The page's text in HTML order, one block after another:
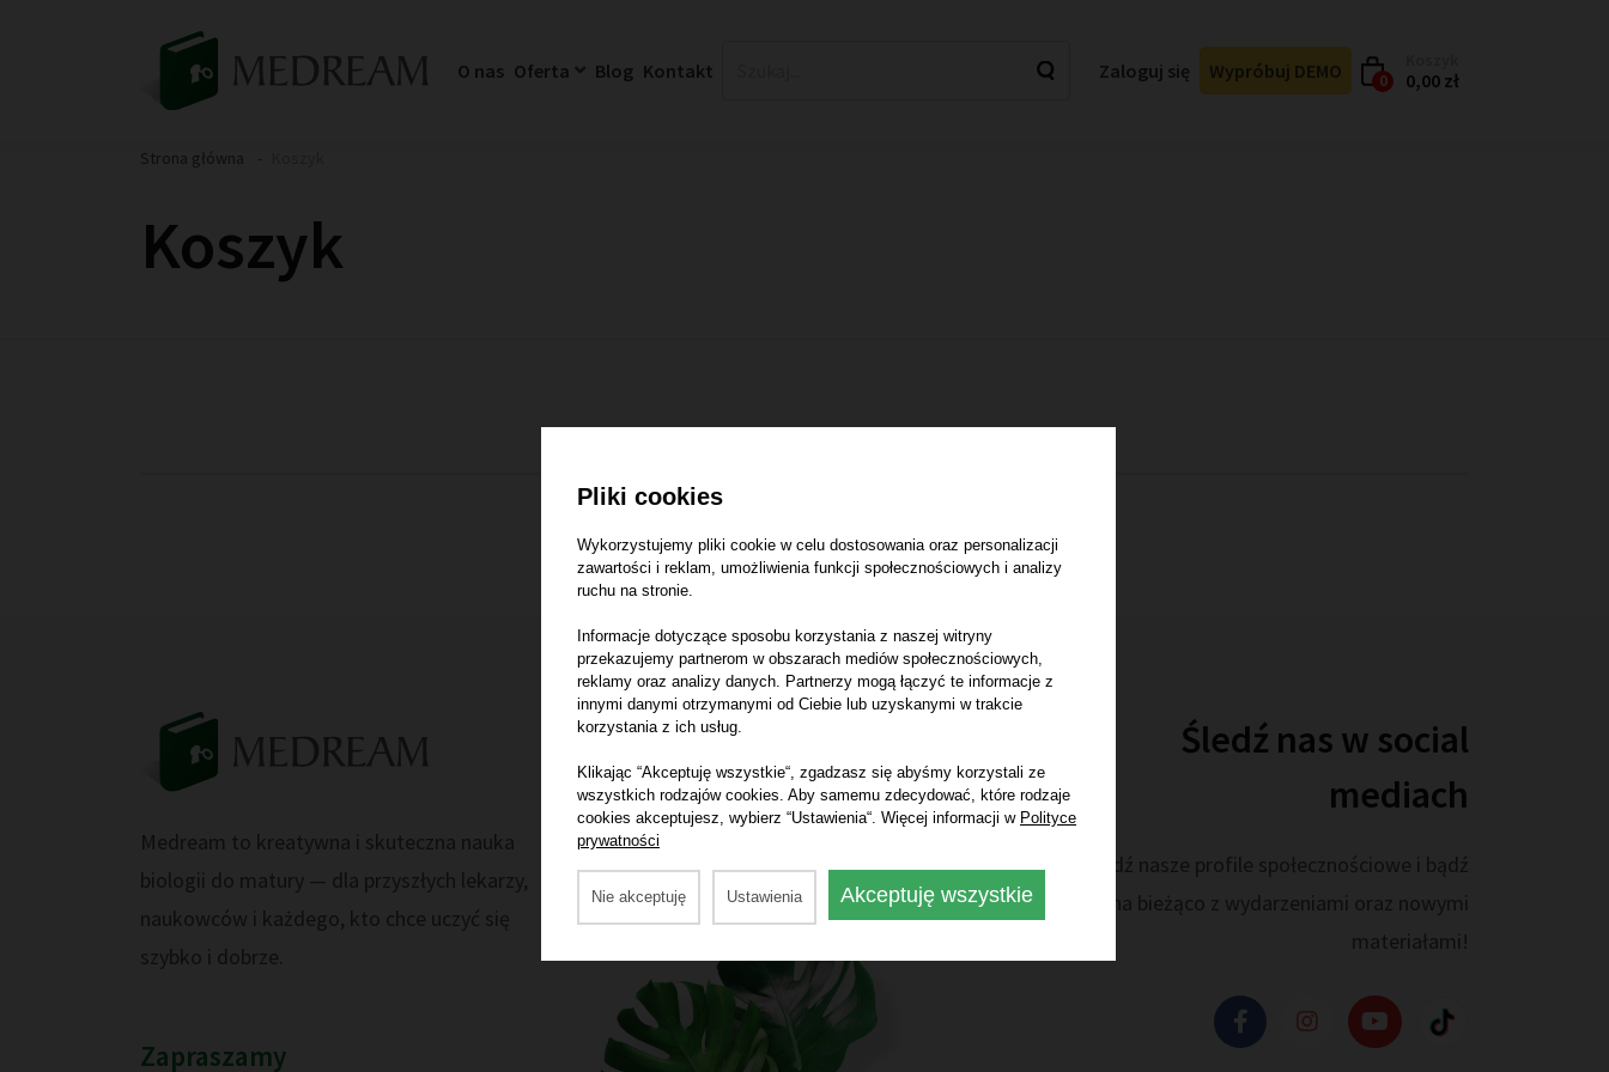
O nas Oferta Blog Kontakt Zaloguj się Wypróbuj DEMO 0 0,00 zł
Strona główna
Koszyk
Medream to kreatywna i skuteczna nauka
biologii do matury — dla przyszłych lekarzy,
naukowców i każdego, kto chce uczyć się
szybko i dobrze.
Zapraszamy
Śledź nas w social
mediach
Sprawdź nasze profile społecznościowe i bądź
na bieżąco z wydarzeniami oraz nowymi
materiałami!
Pliki cookies
Wykorzystujemy pliki cookie w celu dostosowania oraz personalizacji
zawartości i reklam, umożliwienia funkcji społecznościowych i analizy
ruchu na stronie.
Informacje dotyczące sposobu korzystania z naszej witryny
przekazujemy partnerom w obszarach mediów społecznościowych,
reklamy oraz analizy danych. Partnerzy mogą łączyć te informacje z
innymi danymi otrzymanymi od Ciebie lub uzyskanymi w trakcie
korzystania z ich usług.
Klikając “Akceptuję wszystkie“, zgadzasz się abyśmy korzystali ze
wszystkich rodzajów cookies. Aby samemu zdecydować, które rodzaje
cookies akceptujesz, wybierz “Ustawienia“. Więcej informacji w Polityce
prywatności
Nie akceptuję Ustawienia Akceptuję wszystkie